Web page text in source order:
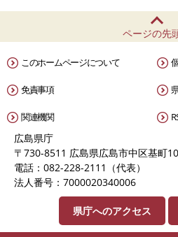
ページの先
このホームページについて
免責事項
関連機関
広島県庁
〒730-8511 広島県広島市中区基町
電話：082-228-2111（代表）
法人番号：7000020340006
県庁へのアクセス